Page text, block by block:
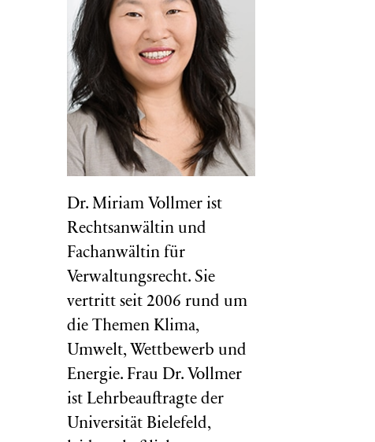
Dr. Miriam Vollmer ist
Rechtsanwältin und
Fachanwältin für
Verwaltungsrecht. Sie
vertritt seit 2006 rund um
die Themen Klima,
Umwelt, Wettbewerb und
Energie. Frau Dr. Vollmer
ist Lehrbeauftragte der
Universität Bielefeld,